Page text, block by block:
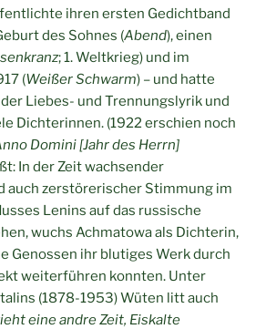
ihren ersten Gedichtband
des Sohnes (Abend), einen
; 1. Weltkrieg) und im
(Weißer Schwarm) – und hatte
Liebes- und Trennungslyrik und
Dichterinnen. (1922 erschien noch
Domini [Jahr des Herrn]
In der Zeit wachsender
auch zerstörerischer Stimmung im
Lenins auf das russische
wuchs Achmatowa als Dichterin,
Genossen ihr blutiges Werk durch
weiterführen konnten. Unter
(1878-1953) Wüten litt auch
eine andre Zeit, Eiskalte